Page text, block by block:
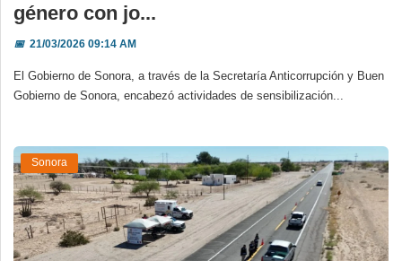
género con jo...
📅21/03/2026 09:14 AM
El Gobierno de Sonora, a través de la Secretaría Anticorrupción y Buen
Gobierno de Sonora, encabezó actividades de sensibilización...
Sonora